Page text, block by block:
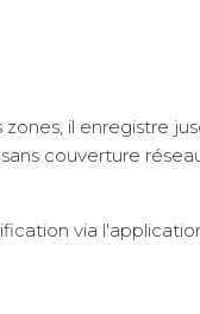
il enregistre
couverture
via